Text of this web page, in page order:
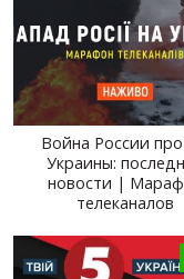
Война России
Украины:
новости |
телеканалов